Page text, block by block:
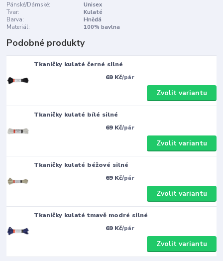
Pánské/Dámské:
Unisex
Tvar:
Kulaté
Barva:
Hnědá
Materiál:
100% bavlna
Podobné produkty
Tkaničky kulaté černé silné
69 Kč/pár
Zvolit variantu
Tkaničky kulaté bílé silné
69 Kč/pár
Zvolit variantu
Tkaničky kulaté béžové silné
69 Kč/pár
Zvolit variantu
Tkaničky kulaté tmavě modré silné
69 Kč/pár
Zvolit variantu